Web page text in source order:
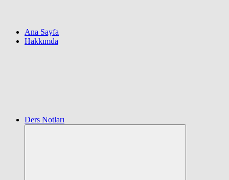
Ana Sayfa
Hakkımda
Ders Notları